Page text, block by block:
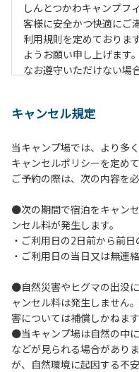
しんとつかわキャンプフ
客様に安全かつ快適にご
利用規則を定めておりま
ようお願い申し上げます。
なお遵守いただけない場
【ご利用上の注意事項な
２.安全管理上、お子様
３.調度品などの持ち出し
４.午後10時以降の花火
使用、夜間の大声での談
な行為はお止めください。
６.芝生や地面での直火に
イヤーは禁止します。
台の利用後は炭の鎮火の
８.バンガローの芝生に
ープは１つまで可）
９.各自で出されました
用済みの炭は専用の捨て
10.施設内および駐車場
キャンセル規定
当キャンプ場では、より多
キャンセルポリシーを定めて
ご予約の際は、次の内容を
●次の期間で宿泊をキャン
ンセル料が発生します。
・ご利用日の2日前から前
・ご利用日の当日又は無連
●自然災害やヒグマの出没
ャンセル料は発生しません
害については補償しかねま
●当キャンプ場は自然の中
などが見られる場合があり
が、自然環境に起因する不